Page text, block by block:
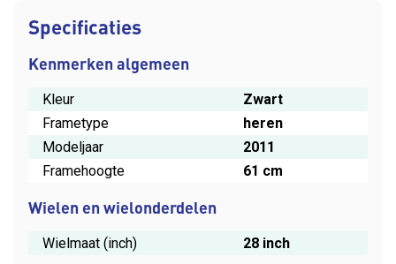
Specificaties
Kenmerken algemeen
Kleur
Zwart
Frametype
heren
Modeljaar
2011
Framehoogte
61 cm
Wielen en wielonderdelen
Wielmaat (inch) 28 inch